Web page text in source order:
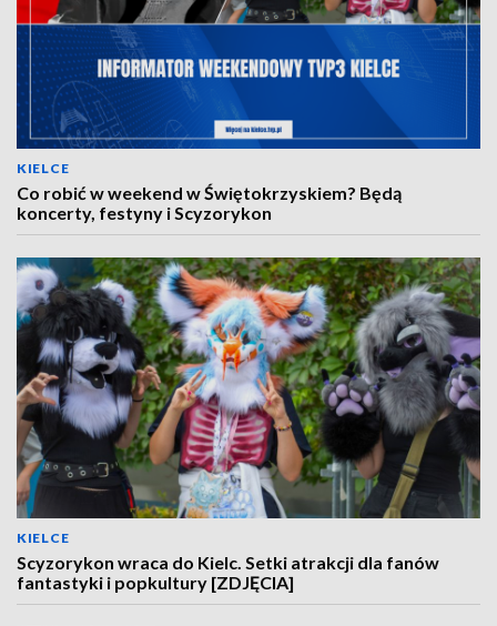
KIELCE
Co robić w weekend w Świętokrzyskiem? Będą
koncerty, festyny i Scyzorykon
KIELCE
Scyzorykon wraca do Kielc. Setki atrakcji dla fanów
fantastyki i popkultury [ZDJĘCIA]